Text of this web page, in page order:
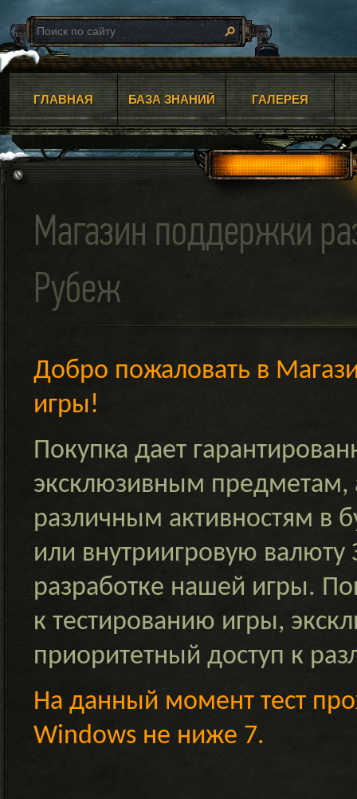
ГЛАВНАЯ БАЗА ЗНАНИЙ ГАЛЕРЕЯ
Магазин поддержки
Рубеж
Добро пожаловать в
игры!
Покупка дает
эксклюзивным предметам,
различным активностям в
или внутриигровую
разработке нашей игры.
к тестированию игры,
приоритетный доступ к
На данный момент тест
Windows не ниже 7.